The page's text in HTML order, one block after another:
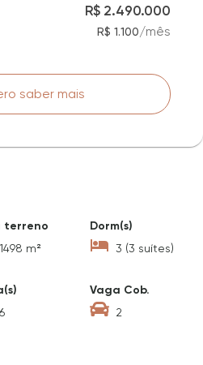
R$ 2.490.000
R$ 1.100/mês
saber mais
terreno
1498 m²
Dorm(s)
3 (3 suítes)
6
Vaga Cob.
2